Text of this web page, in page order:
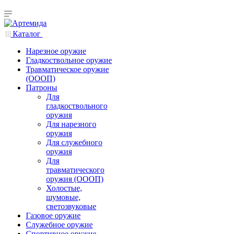
Каталог
Нарезное оружие
Гладкоствольное оружие
Травматическое оружие
(ОООП)
Патроны
Для
гладкоствольного
оружия
Для нарезного
оружия
Для служебного
оружия
Для
травматического
оружия (ОООП)
Холостые,
шумовые,
светозвуковые
Газовое оружие
Служебное оружие